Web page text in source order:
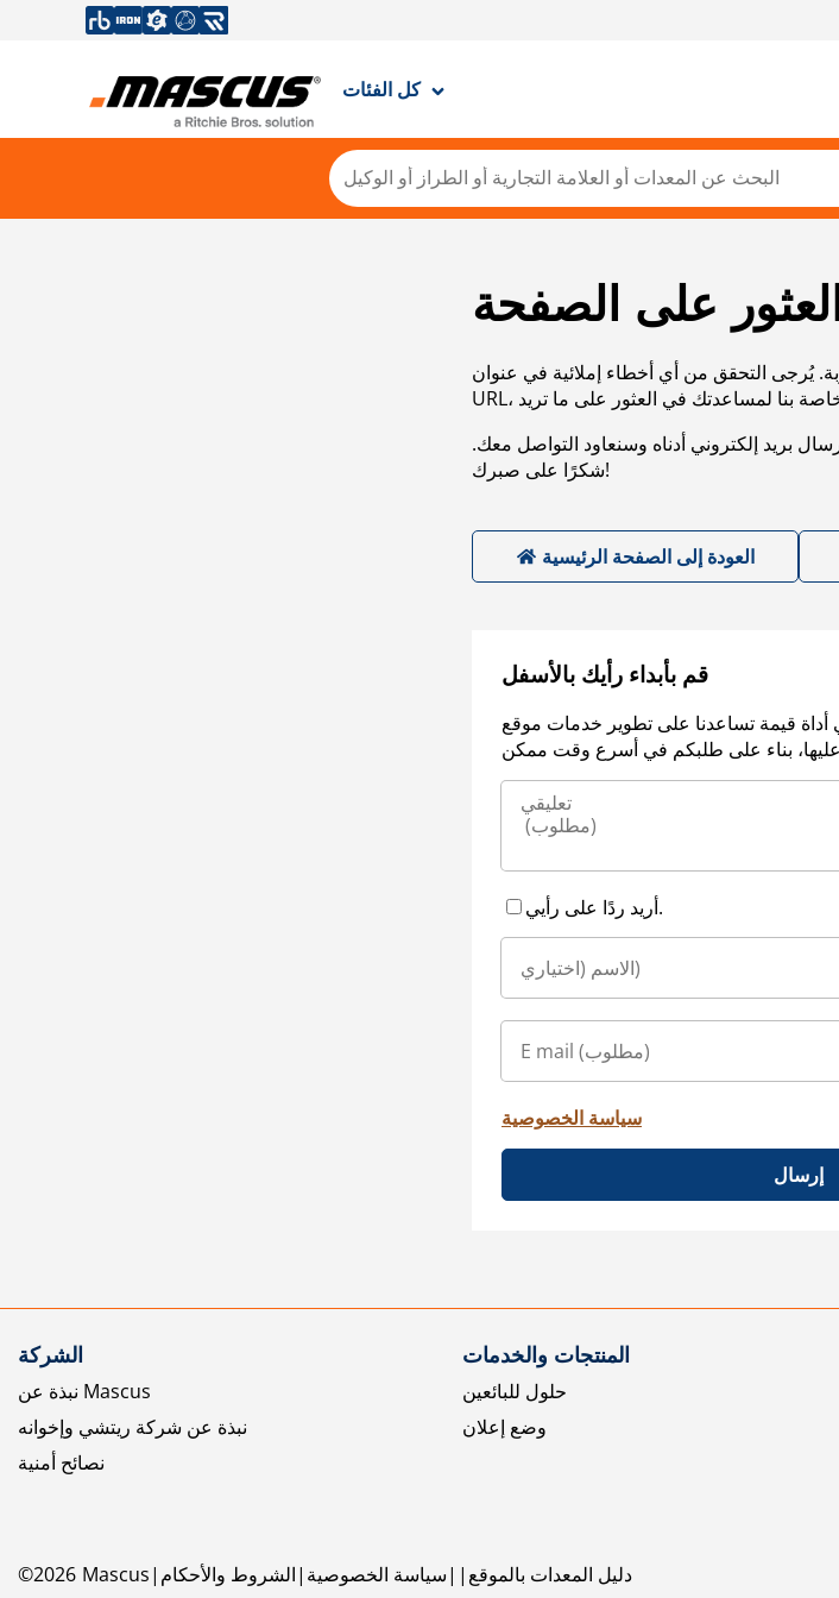
كل الفئات
على الصفحة
يُرجى التحقق من أي أخطاء إملائية في عنوان
بريد إلكتروني أدناه وسنعاود التواصل معك.
شكرًا على صبرك!
العودة إلى الصفحة الرئيسية
قم بأبداء رأيك بالأسفل
أداة قيمة تساعدنا على تطوير خدمات موقع
أريد ردًا على رأيي.
سياسة الخصوصية
إرسال
الشركة
نبذة عن Mascus
نبذة عن شركة ريتشي وإخوانه
نصائح أمنية
المنتجات والخدمات
حلول للبائعين
وضع إعلان
©2026 Mascus الشروط والأحكام سياسة الخصوصية دليل المعدات بالموقع